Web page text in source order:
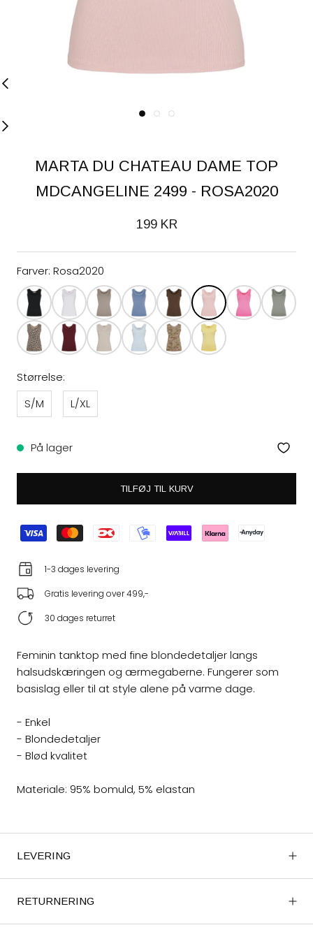
MARTA DU CHATEAU DAME TOP
MDCANGELINE 2499 - ROSA2020
199 KR
Farver: Rosa2020
Størrelse:
S/M
L/XL
På lager
TILFØJ TIL KURV
1-3 dages levering
Gratis levering over 499,-
30 dages returret
Feminin tanktop med fine blondedetaljer langs
halsudskæringen og ærmegaberne. Fungerer som
basislag eller til at style alene på varme dage.
- Enkel
- Blondedetaljer
- Blød kvalitet
Materiale: 95% bomuld, 5% elastan
LEVERING
RETURNERING